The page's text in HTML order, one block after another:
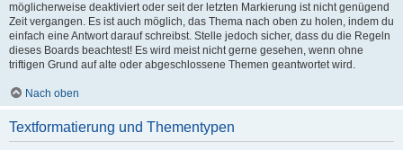
möglicherweise deaktiviert oder seit der letzten Markierung ist nicht genügend
Zeit vergangen. Es ist auch möglich, das Thema nach oben zu holen, indem du
einfach eine Antwort darauf schreibst. Stelle jedoch sicher, dass du die Regeln
dieses Boards beachtest! Es wird meist nicht gerne gesehen, wenn ohne
triftigen Grund auf alte oder abgeschlossene Themen geantwortet wird.
Nach oben
Textformatierung und Thementypen